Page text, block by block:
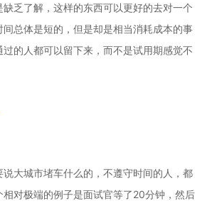
乏了解，这样的东西可以更好的去对一个
间总体是短的，但是却是相当消耗成本的事
的人都可以留下来，而不是试用期感觉不
大城市堵车什么的，不遵守时间的人，都
对极端的例子是面试官等了20分钟，然后